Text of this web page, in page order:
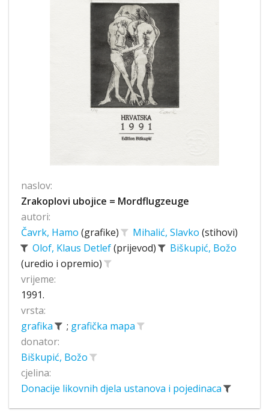
naslov:
Zrakoplovi ubojice = Mordflugzeuge
autori:
Čavrk, Hamo (grafike) Mihalić, Slavko (stihovi)
Olof, Klaus Detlef(prijevod)
Biškupić, Božo
(uredio i opremio)
vrijeme:
1991.
vrsta:
grafika
; grafička mapa
donator:
Biškupić, Božo
cjelina:
Donacije likovnih djela ustanova i pojedinaca